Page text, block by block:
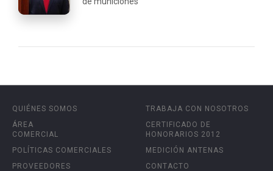
QUIÉNES SOMOS
ÁREA
COMERCIAL
POLÍTICAS COMERCIALES
PROVEEDORES
TRABAJA CON NOSOTROS
CERTIFICADO DE
HONORARIOS 2012
MEDICIÓN ANTENAS
CONTACTO